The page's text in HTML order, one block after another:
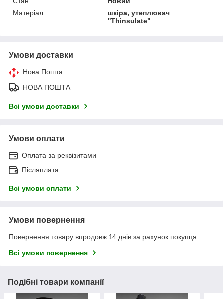
Матеріал
шкіра, утеплювач
"Thinsulate"
Умови доставки
Нова Пошта
НОВА ПОШТА
Всі умови доставки
Умови оплати
Оплата за реквізитами
Післяплата
Всі умови оплати
Умови повернення
Повернення товару впродовж 14 днів за рахунок покупця
Всі умови повернення
Подібні товари компанії